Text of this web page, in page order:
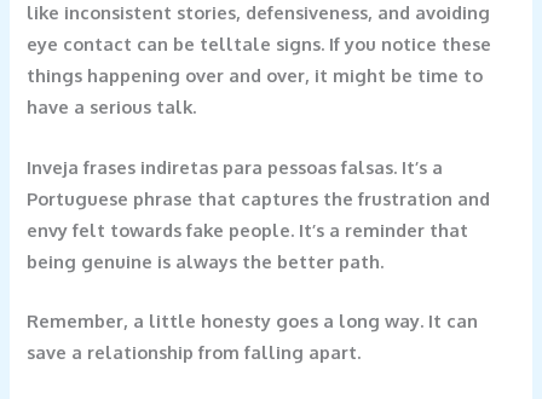
like inconsistent stories, defensiveness, and avoiding
eye contact can be telltale signs. If you notice these
things happening over and over, it might be time to
have a serious talk.
Inveja frases indiretas para pessoas falsas. It’s a
Portuguese phrase that captures the frustration and
envy felt towards fake people. It’s a reminder that
being genuine is always the better path.
Remember, a little honesty goes a long way. It can
save a relationship from falling apart.